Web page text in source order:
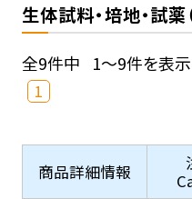
生体試料・培地・試薬
全9件中 1～9件を表示
1
商品詳細情報